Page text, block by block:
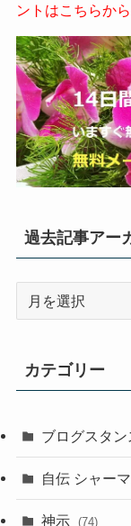
ントはこちらか
過去記事アー
ア
ブ
カテゴリー
ブログスタン
自伝 シャー
神示 (74)